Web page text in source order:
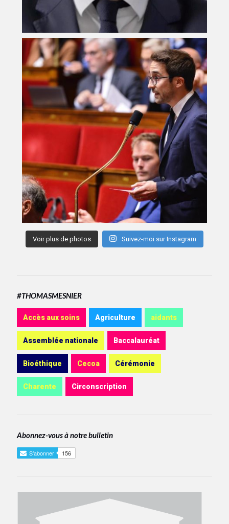
Voir plus de photos Suivez-moi sur Instagram
#THOMASMESNIER
Accès aux soins Agriculture aidants
Assemblée nationale Baccalauréat
Bioéthique Cecoa Cérémonie
Charente Circonscription
Abonnez-vous à notre bulletin